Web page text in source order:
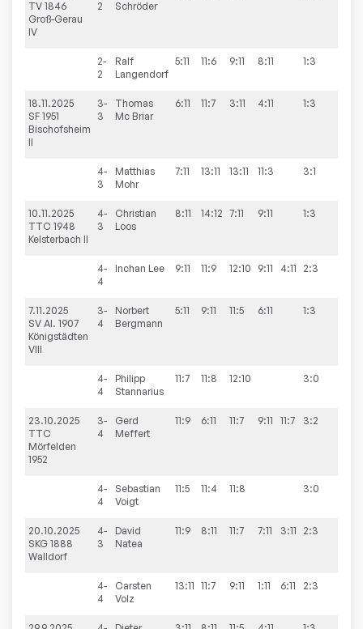
TV 1846
Groß-Gerau
IV
2
Schröder
2-
2
Ralf
Langendorf
5:11 11:6 9:11 8:11 1:3
18.11.2025
SF 1951
Bischofsheim
II
3-
3
Thomas
Mc Briar
6:11 11:7 3:11 4:11 1:3
4-
3
Matthias
Mohr
7:11 13:11 13:11 11:3 3:1
10.11.2025
TTC 1948
Kelsterbach II
4-
3
Christian
Loos
8:11 14:12 7:11 9:11 1:3
4-
4
Inchan Lee 9:11 11:9 12:10 9:11 4:11 2:3
7.11.2025
SV Al. 1907
Königstädten
VIII
3-
4
Norbert
Bergmann
5:11 9:11 11:5 6:11 1:3
4-
4
Philipp
Stannarius
11:7 11:8 12:10 3:0
23.10.2025
TTC
Mörfelden
1952
3-
4
Gerd
Meffert
11:9 6:11 11:7 9:11 11:7 3:2
4-
4
Sebastian
Voigt
11:5 11:4 11:8 3:0
20.10.2025
SKG 1888
Walldorf
4-
3
David
Natea
11:9 8:11 11:7 7:11 3:11 2:3
4-
4
Carsten
Volz
13:11 11:7 9:11 1:11 6:11 2:3